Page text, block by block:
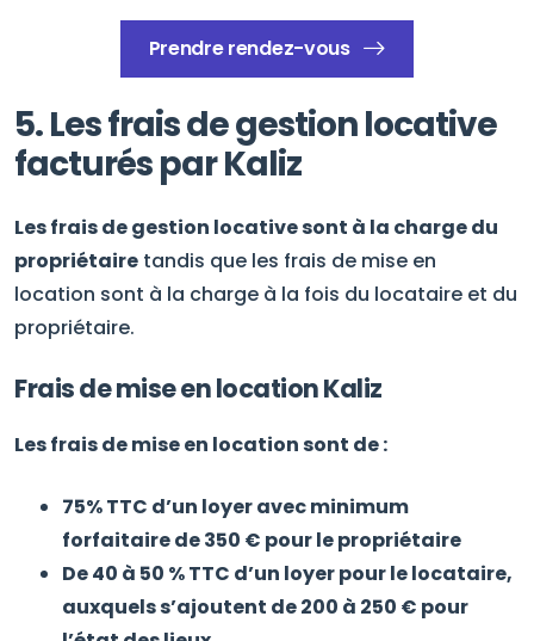
Prendre rendez-vous
5. Les frais de gestion locative
facturés par Kaliz
Les frais de gestion locative sont à la charge du
propriétaire tandis que les frais de mise en
location sont à la charge à la fois du locataire et du
propriétaire.
Frais de mise en location Kaliz
Les frais de mise en location sont de :
75% TTC d’un loyer avec minimum
forfaitaire de 350 € pour le propriétaire
De 40 à 50 % TTC d’un loyer pour le locataire,
auxquels s’ajoutent de 200 à 250 € pour